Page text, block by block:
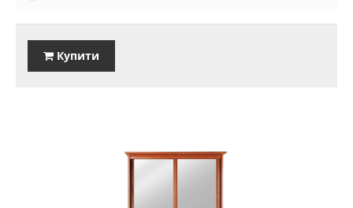
Купити